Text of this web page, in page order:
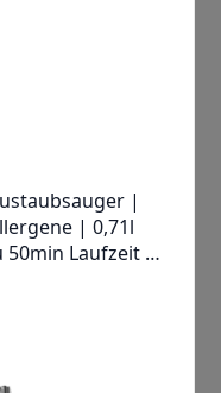
ist
System
aus der
kompakten
Pro
Stunde